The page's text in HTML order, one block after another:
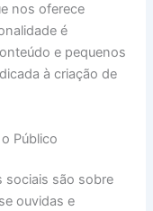
nos oferece
é
e pequenos
à criação de
Público
sociais são sobre
ouvidas e